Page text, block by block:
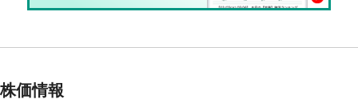
株価情報